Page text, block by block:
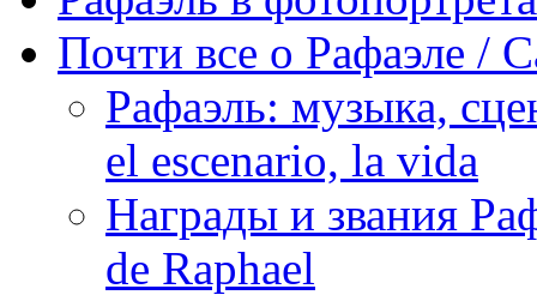
Почти все о Рафаэле /
Рафаэль: музыка,
el escenario, la vida
Награды и звания
de Raphael